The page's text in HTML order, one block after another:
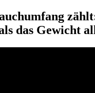
das Gewicht